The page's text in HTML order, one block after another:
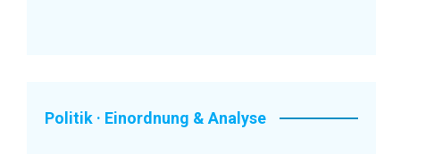
Politik · Einordnung & Analyse